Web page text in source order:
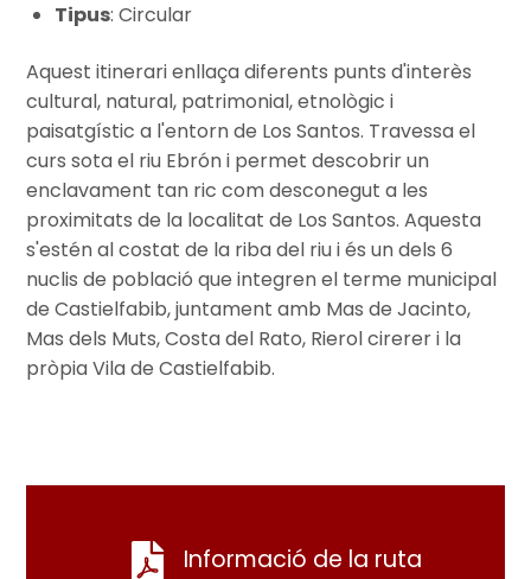
Tipus: Circular
Aquest itinerari enllaça diferents punts d'interès
cultural, natural, patrimonial, etnològic i
paisatgístic a l'entorn de Los Santos. Travessa el
curs sota el riu Ebrón i permet descobrir un
enclavament tan ric com desconegut a les
proximitats de la localitat de Los Santos. Aquesta
s'estén al costat de la riba del riu i és un dels 6
nuclis de població que integren el terme municipal
de Castielfabib, juntament amb Mas de Jacinto,
Mas dels Muts, Costa del Rato, Rierol cirerer i la
pròpia Vila de Castielfabib.
Informació de la ruta